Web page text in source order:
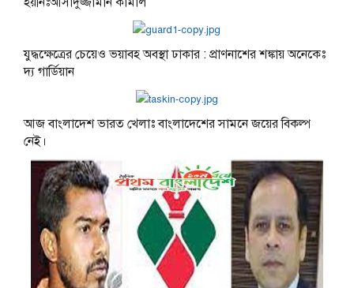
যুদ্ধক্ষেত্রের চেয়েও ভয়াবহ অবস্থা ঢাকার : প্রাণনাশের শঙ্কায় অনেকেঃ
দ্য গার্ডিয়ান
আজ বাংলাদেশ ভারত খেলাঃ বাংলাদেশের সামনে জয়ের বিকল্প
নেই।